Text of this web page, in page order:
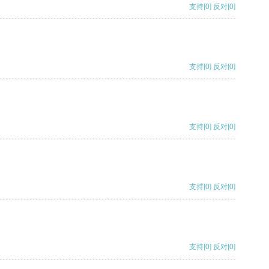
支持[0] 反对[0]
支持[0] 反对[0]
支持[0] 反对[0]
支持[0] 反对[0]
支持[0] 反对[0]